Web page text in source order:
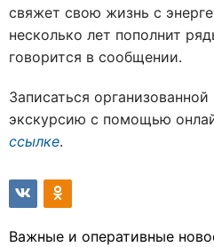
свяжет свою жизнь с
несколько лет пополнит
говорится в сообщении.
Записаться
экскурсию с помощью
ссылке.
Важные и оперативные